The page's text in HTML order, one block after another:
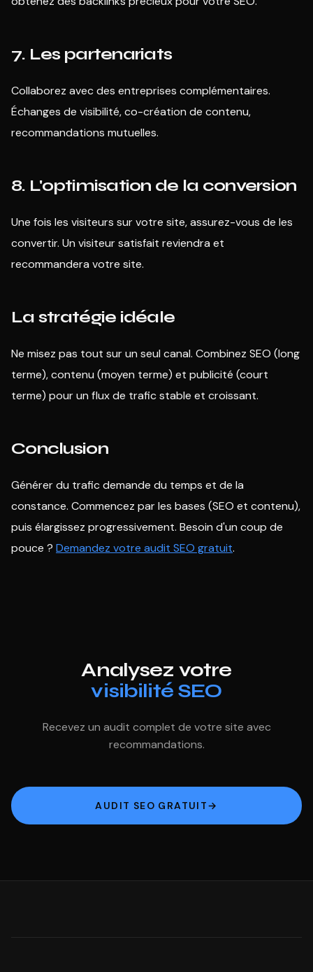
7. Les partenariats
Collaborez avec des entreprises complémentaires.
Échanges de visibilité, co-création de contenu,
recommandations mutuelles.
8. L'optimisation de la conversion
Une fois les visiteurs sur votre site, assurez-vous de les
convertir. Un visiteur satisfait reviendra et
recommandera votre site.
La stratégie idéale
Ne misez pas tout sur un seul canal. Combinez SEO (long
terme), contenu (moyen terme) et publicité (court
terme) pour un flux de trafic stable et croissant.
Conclusion
Générer du trafic demande du temps et de la
constance. Commencez par les bases (SEO et contenu),
puis élargissez progressivement. Besoin d'un coup de
pouce ? Demandez votre audit SEO gratuit.
Analysez votre
visibilité SEO
Recevez un audit complet de votre site avec
recommandations.
AUDIT SEO GRATUIT→